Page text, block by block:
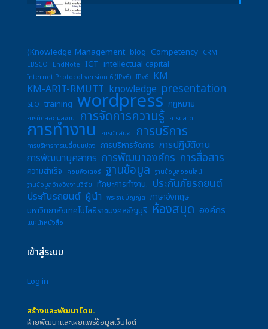
(Knowledge Management blog Competency CRM
EBSCO
EndNote ICT intellectual capital
Internet Protocol version 6 (IPv6) IPv6 KM
KM-ARIT-RMUTT knowledge presentation
SEO training wordpress กฎหมาย
การคัดลอกผลงาน การจัดการความรู้ การตลาด
การทำงาน การนำเสนอ การบริการ
การบริหารการเปลี่ยนแปลง การบริหารจัดการ การปฏิบัติงาน
การพัฒนาบุคลากร การพัฒนาองค์กร การสื่อสาร
ความสำเร็จ คอมพิวเตอร์ ฐานข้อมูล ฐานข้อมูลออนไลน์
ฐานข้อมูลอ้างอิงงานวิจัย
ทักษะการทำงาน. ประกันภัยรถยนต์
ประกันรถยนต์ ผู้นำ พระราชบัญญัติ ภาษาอังกฤษ
มหาวิทยาลัยเทคโนโลยีราชมงคลธัญบุรี ห้องสมุด องค์กร
แนะนำหนังสือ
เข้าสู่ระบบ
Log in
สร้างและพัฒนาโดย.
ฝ่ายพัฒนาและเผยแพร่ข้อมูลเว็บไซต์